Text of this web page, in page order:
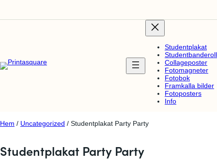
Studentplakat
Studentbanderoll
Collageposter
Fotomagneter
Fotobok
Framkalla bilder
Fotoposters
Info
Hem / Uncategorized / Studentplakat Party Party
Studentplakat Party Party